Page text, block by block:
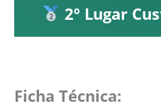
2º Lugar
Ficha Técnica: